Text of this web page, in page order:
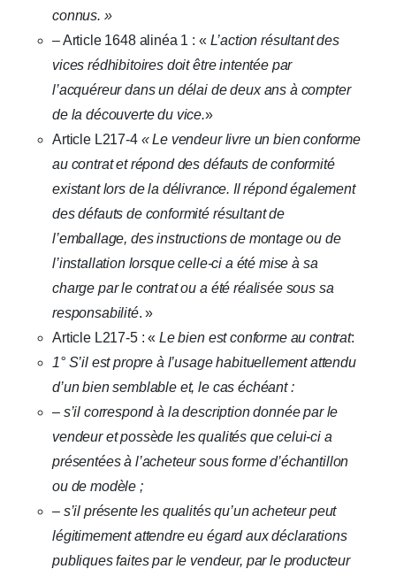
connus. »
– Article 1648 alinéa 1 : « L’action résultant des
vices rédhibitoires doit être intentée par
l’acquéreur dans un délai de deux ans à compter
de la découverte du vice.»
Article L217-4 « Le vendeur livre un bien conforme
au contrat et répond des défauts de conformité
existant lors de la délivrance. Il répond également
des défauts de conformité résultant de
l’emballage, des instructions de montage ou de
l’installation lorsque celle-ci a été mise à sa
charge par le contrat ou a été réalisée sous sa
responsabilité. »
Article L217-5 : « Le bien est conforme au contrat:
1° S’il est propre à l’usage habituellement attendu
d’un bien semblable et, le cas échéant :
– s’il correspond à la description donnée par le
vendeur et possède les qualités que celui-ci a
présentées à l’acheteur sous forme d’échantillon
ou de modèle ;
– s’il présente les qualités qu’un acheteur peut
légitimement attendre eu égard aux déclarations
publiques faites par le vendeur, par le producteur